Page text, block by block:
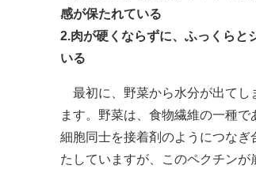
感が保たれている
2.肉が硬くならずに、ふっくらと
いる
最初に、野菜から水分が出てし
ます。野菜は、食物繊維の一種
細胞同士を接着剤のようにつなぎ
たしていますが、このペクチン